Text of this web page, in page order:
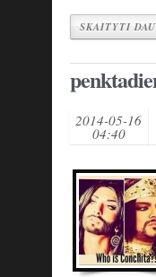
SKAITYTI
2014-05-16
04:40